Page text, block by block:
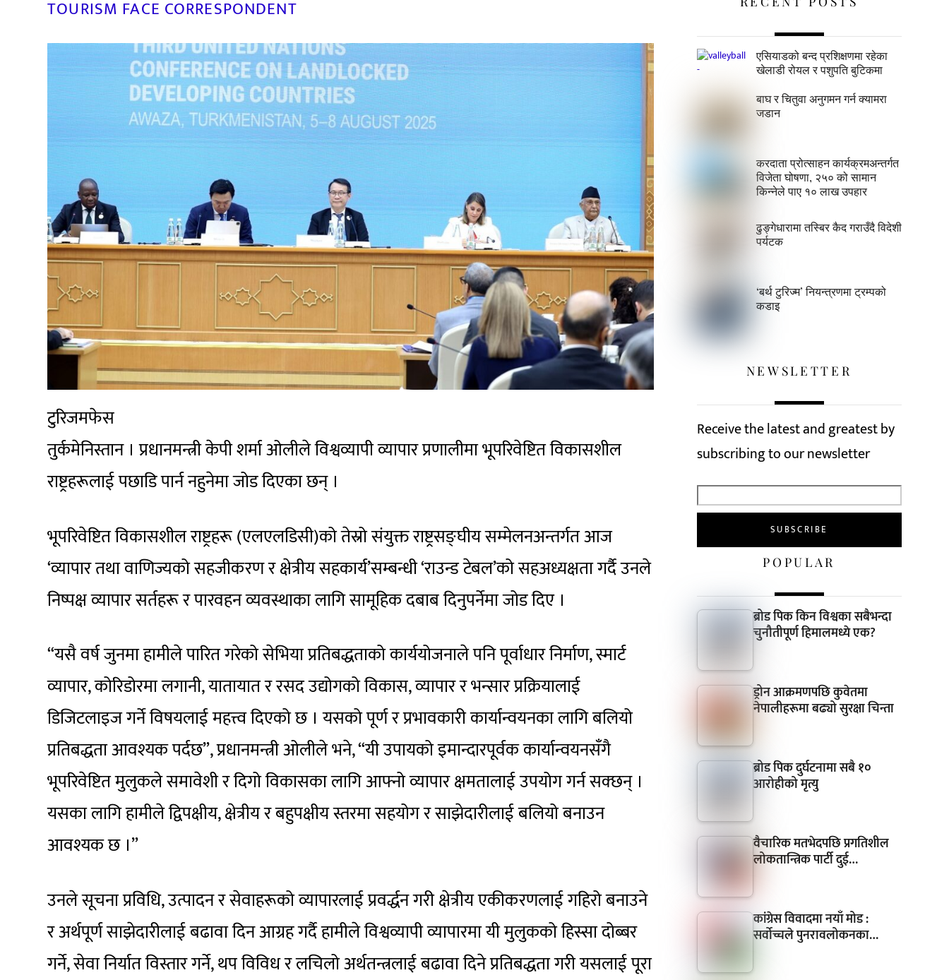
TOURISM FACE CORRESPONDENT
टुरिजमफेस
तुर्कमेनिस्तान । प्रधानमन्त्री केपी शर्मा ओलीले विश्वव्यापी व्यापार प्रणालीमा भूपरिवेष्टित विकासशील
राष्ट्रहरूलाई पछाडि पार्न नहुनेमा जोड दिएका छन् ।
भूपरिवेष्टित विकासशील राष्ट्रहरू (एलएलडिसी)को तेस्रो संयुक्त राष्ट्रसङ्घीय सम्मेलनअन्तर्गत आज
‘व्यापार तथा वाणिज्यको सहजीकरण र क्षेत्रीय सहकार्य’सम्बन्धी ‘राउन्ड टेबल’को सहअध्यक्षता गर्दै उनले
निष्पक्ष व्यापार सर्तहरू र पारवहन व्यवस्थाका लागि सामूहिक दबाब दिनुपर्नेमा जोड दिए ।
“यसै वर्ष जुनमा हामीले पारित गरेको सेभिया प्रतिबद्धताको कार्ययोजनाले पनि पूर्वाधार निर्माण, स्मार्ट
व्यापार, कोरिडोरमा लगानी, यातायात र रसद उद्योगको विकास, व्यापार र भन्सार प्रक्रियालाई
डिजिटलाइज गर्ने विषयलाई महत्त्व दिएको छ । यसको पूर्ण र प्रभावकारी कार्यान्वयनका लागि बलियो
प्रतिबद्धता आवश्यक पर्दछ”, प्रधानमन्त्री ओलीले भने, “यी उपायको इमान्दारपूर्वक कार्यान्वयनसँगै
भूपरिवेष्टित मुलुकले समावेशी र दिगो विकासका लागि आफ्नो व्यापार क्षमतालाई उपयोग गर्न सक्छन् ।
यसका लागि हामीले द्विपक्षीय, क्षेत्रीय र बहुपक्षीय स्तरमा सहयोग र साझेदारीलाई बलियो बनाउन
आवश्यक छ ।”
उनले सूचना प्रविधि, उत्पादन र सेवाहरूको व्यापारलाई प्रवर्द्धन गरी क्षेत्रीय एकीकरणलाई गहिरो बनाउने
र अर्थपूर्ण साझेदारीलाई बढावा दिन आग्रह गर्दै हामीले विश्वव्यापी व्यापारमा यी मुलुकको हिस्सा दोब्बर
गर्ने, सेवा निर्यात विस्तार गर्ने, थप विविध र लचिलो अर्थतन्त्रलाई बढावा दिने प्रतिबद्धता गरी यसलाई पूरा
एसियाडको बन्द प्रशिक्षणमा रहेका
खेलाडी रोयल र पशुपति बुटिकमा
बाघ र चितुवा अनुगमन गर्न क्यामरा
जडान
करदाता प्रोत्साहन कार्यक्रमअन्तर्गत
विजेता घोषणा, २५० को सामान
किन्नेले पाए १० लाख उपहार
ढुङ्गेधारामा तस्बिर कैद गराउँदै विदेशी
पर्यटक
‘बर्थ टुरिज्म’ नियन्त्रणमा ट्रम्पको
कडाइ
NEWSLETTER
Receive the latest and greatest by
subscribing to our newsletter
POPULAR
ब्रोड पिक किन विश्वका सबैभन्दा
चुनौतीपूर्ण हिमालमध्ये एक?
ड्रोन आक्रमणपछि कुवेतमा
नेपालीहरूमा बढ्यो सुरक्षा चिन्ता
ब्रोड पिक दुर्घटनामा सबै १०
आरोहीको मृत्यु
वैचारिक मतभेदपछि प्रगतिशील
लोकतान्त्रिक पार्टी दुई…
कांग्रेस विवादमा नयाँ मोड :
सर्वोच्चले पुनरावलोकनका…